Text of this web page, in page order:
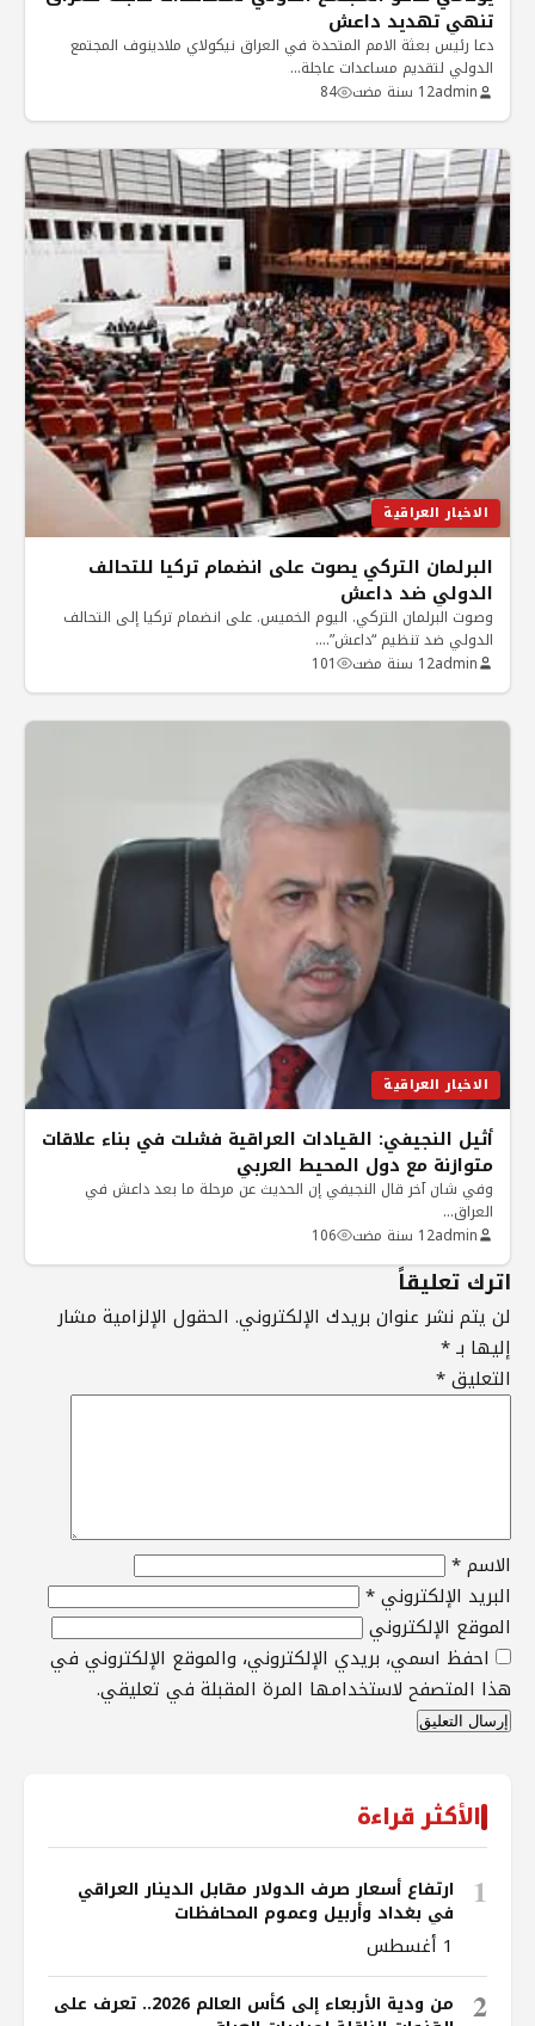
تنهي تهديد داعش
دعا رئيس بعثة الامم المتحدة في العراق نيكولاي ملادينوف المجتمع
الدولي لتقديم مساعدات عاجلة…
admin12 سنة مضت 84
الاخبار العراقية
البرلمان التركي يصوت على انضمام تركيا للتحالف
الدولي ضد داعش
وصوت البرلمان التركي. اليوم الخميس. على انضمام تركيا إلى التحالف
الدولي ضد تنظيم “داعش”.…
admin12 سنة مضت 101
الاخبار العراقية
أثيل النجيفي: القيادات العراقية فشلت في بناء علاقات
متوازنة مع دول المحيط العربي
وفي شان آخر قال النجيفي إن الحديث عن مرحلة ما بعد داعش في
العراق…
admin12 سنة مضت 106
اترك تعليقاً
لن يتم نشر عنوان بريدك الإلكتروني. الحقول الإلزامية مشار
إليها بـ*
التعليق*
الاسم*
البريد الإلكتروني*
الموقع الإلكتروني
احفظ اسمي، بريدي الإلكتروني، والموقع الإلكتروني في
هذا المتصفح لاستخدامها المرة المقبلة في تعليقي.
الأكثر قراءة
1 ارتفاع أسعار صرف الدولار مقابل الدينار العراقي
في بغداد وأربيل وعموم المحافظات
1 أغسطس
2 من ودية الأربعاء إلى كأس العالم 2026.. تعرف على